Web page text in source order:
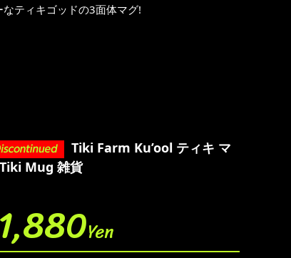
ティキゴッドの3面体マグ!
Tiki Farm Ku’ool ティキ マ
Mug 雑貨
Yen